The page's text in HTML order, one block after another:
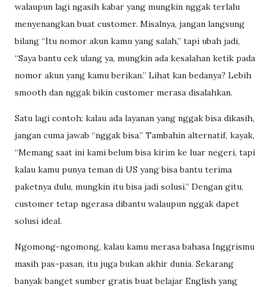
walaupun lagi ngasih kabar yang mungkin nggak terlalu
menyenangkan buat customer. Misalnya, jangan langsung
bilang “Itu nomor akun kamu yang salah,” tapi ubah jadi,
“Saya bantu cek ulang ya, mungkin ada kesalahan ketik pada
nomor akun yang kamu berikan.” Lihat kan bedanya? Lebih
smooth dan nggak bikin customer merasa disalahkan.
Satu lagi contoh: kalau ada layanan yang nggak bisa dikasih,
jangan cuma jawab “nggak bisa.” Tambahin alternatif, kayak,
“Memang saat ini kami belum bisa kirim ke luar negeri, tapi
kalau kamu punya teman di US yang bisa bantu terima
paketnya dulu, mungkin itu bisa jadi solusi.” Dengan gitu,
customer tetap ngerasa dibantu walaupun nggak dapet
solusi ideal.
Ngomong-ngomong, kalau kamu merasa bahasa Inggrismu
masih pas-pasan, itu juga bukan akhir dunia. Sekarang
banyak banget sumber gratis buat belajar English yang